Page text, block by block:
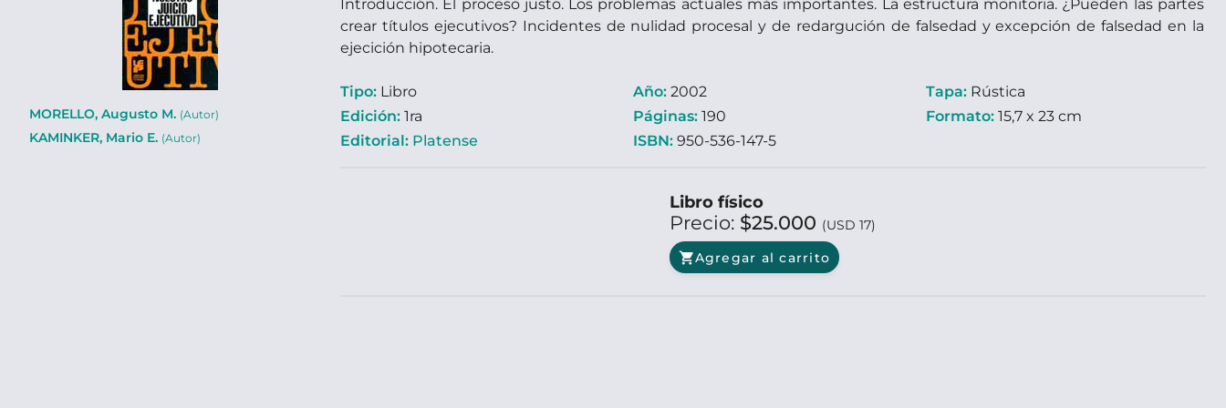
MORELLO, Augusto M. (Autor)
KAMINKER, Mario E. (Autor)
Introducción. El proceso justo. Los problemas actuales más importantes. La estructura monitoria. ¿Pueden las partes
crear títulos ejecutivos? Incidentes de nulidad procesal y de redargución de falsedad y excepción de falsedad en la
ejecición hipotecaria.
Tipo: Libro
Edición: 1ra
Editorial: Platense
Año: 2002
Páginas: 190
ISBN: 950-536-147-5
Tapa: Rústica
Formato: 15,7 x 23 cm
Libro físico
Precio: $25.000 (USD 17)
shopping_cartAgregar al carrito